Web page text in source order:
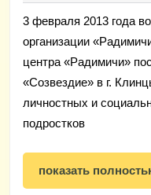
3 февраля 2013 года
организации
центра «Радимичи»
«Созвездие» в г.
личностных и
подростков
показать